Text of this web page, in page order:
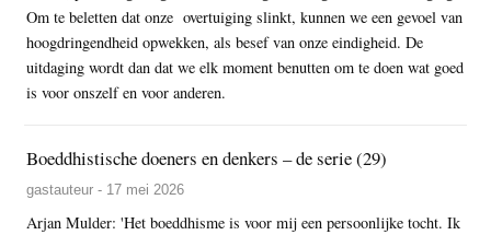
Om te beletten dat onze overtuiging slinkt, kunnen we een gevoel van
hoogdringendheid opwekken, als besef van onze eindigheid. De
uitdaging wordt dan dat we elk moment benutten om te doen wat goed
is voor onszelf en voor anderen.
Boeddhistische doeners en denkers – de serie (29)
gastauteur - 17 mei 2026
Arjan Mulder: 'Het boeddhisme is voor mij een persoonlijke tocht. Ik